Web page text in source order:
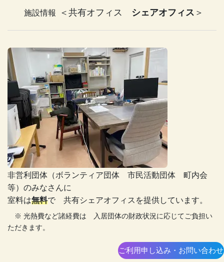
施設情報 ＜共有オフィス シェアオフィス ＞
⾮営利団体（ボランティア団体 市民活動団体 町内会
等）のみなさんに
室料は無料で 共有シェアオフィスを提供しています。
※ 光熱費など諸経費は 入居団体の財政状況に応じてご負担い
ただきます。
ご利用申し込み・お問い合わせ